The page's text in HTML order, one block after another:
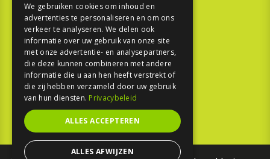
TESTEN
SPORT
REPORTAGE
TOUREN
NIEUWSBRIEF
We gebruiken cookies om inhoud en
advertenties te personaliseren en om ons
verkeer te analyseren. We delen ook
informatie over uw gebruik van onze site
met onze advertentie- en analysepartners,
die deze kunnen combineren met andere
informatie die u aan hen heeft verstrekt of
die zij hebben verzameld door uw gebruik
van hun diensten. Privacybeleid
ALLES ACCEPTEREN
ALLES AFWIJZEN